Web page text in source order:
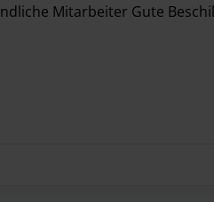
Mitarbeiter Gute